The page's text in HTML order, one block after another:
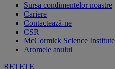
Sursa condimentelor noastre
Cariere
Contactează-ne
CSR
McCormick Science Institute
Aromele anului
REŢETE